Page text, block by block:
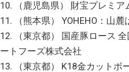
10. （鹿児島県） 財宝プレミ
11. （熊本県） YOHEHO：山麓
12. （東京都） 国産豚ロース
ートフーズ株式会社
13. （東京都） K18金カットボ